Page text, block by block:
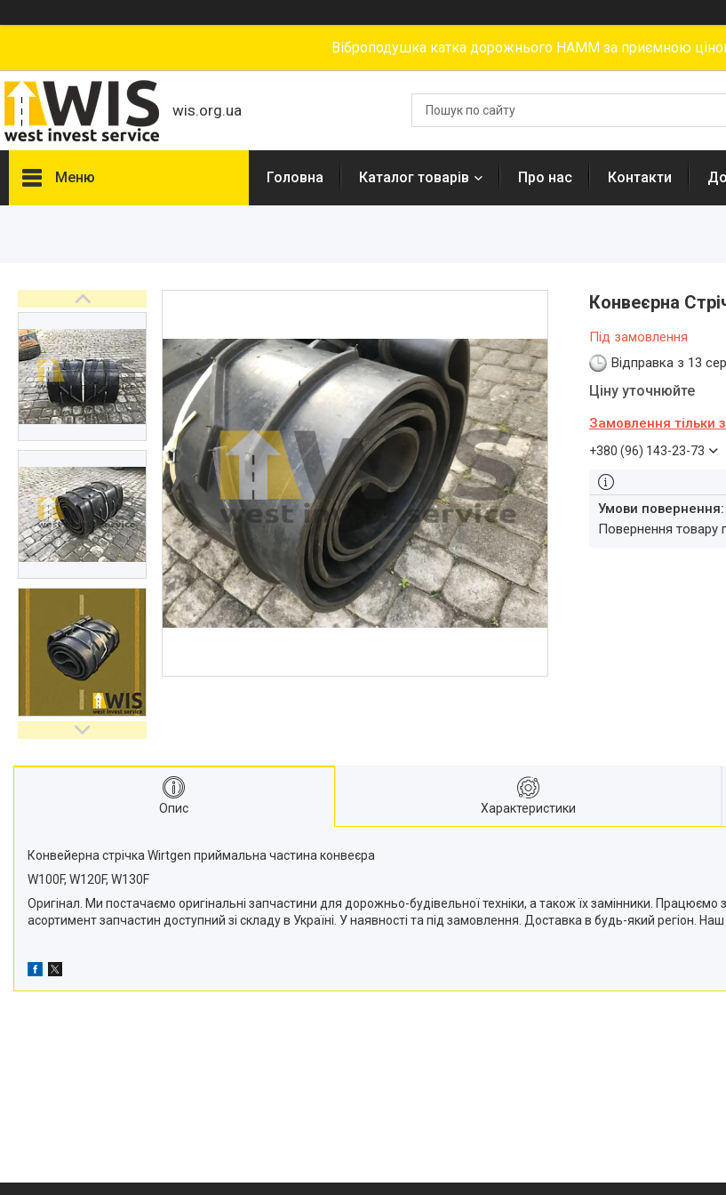
Віброподушка катка дорожнього HAMM за приємною
wis.org.ua
Меню
ЗАПЧАСТИНИ ДЛЯ
АСФАЛЬТОУКЛАДАЧІВ
ЗАПЧАСТИНИ ДЛЯ ДОРОЖНІХ
КАТКІВ
ЗАПЧАСТИНИ ДЛЯ
ПІСКОРОЗКИДАЧІВ
ЗАПЧАСТИНИ ДЛЯ
Запчастини Сaterpillar
Запчастини Bomag
Гідромолоти LIS
Запчастини для дробарок
Головна Каталог товарів Про нас Контакти
Конвеєрна
Під замовлення
Відправка з 13
Ціну уточнюйте
Замовлення тільки
+380 (96) 143-23-73
повернення товару
Опис Характеристики
Конвейерна стрічка Wirtgen приймальна частина конвеєра
W100F, W120F, W130F
Оригінал. Ми постачаємо оригінальні запчастини для дорожньо-будівельної техніки, а також їх замінники.
асортимент запчастин доступний зі складу в Україні. У наявності та під замовлення. Доставка в будь-який регіон.